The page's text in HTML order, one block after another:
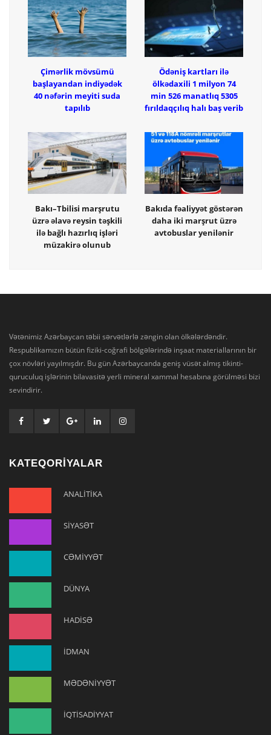
Çimərlik mövsümü
başlayandan indiyədək
40 nəfərin meyiti suda
tapılıb
Ödəniş kartları ilə
ölkədaxili 1 milyon 74
min 526 manatlıq 5305
fırıldaqçılıq halı baş verib
Bakı–Tbilisi marşrutu
üzrə əlavə reysin təşkili
ilə bağlı hazırlıq işləri
müzakirə olunub
Bakıda fəaliyyət göstərən
daha iki marşrut üzrə
avtobuslar yenilənir
Vətənimiz Azərbaycan təbii sərvətlərlə zəngin olan ölkələrdəndir.
Respublikamızın bütün fiziki-coğrafi bölgələrində inşaat materiallarının bir
çox növləri yayılmışdır. Bu gün Azərbaycanda geniş vüsət almış tikinti-
quruculuq işlərinin bilavasitə yerli mineral xammal hesabına görülməsi bizi
sevindirir.
KATEQORİYALAR
ANALİTİKA
SİYASƏT
CƏMİYYƏT
DÜNYA
HADİSƏ
İDMAN
MƏDƏNİYYƏT
İQTİSADİYYAT